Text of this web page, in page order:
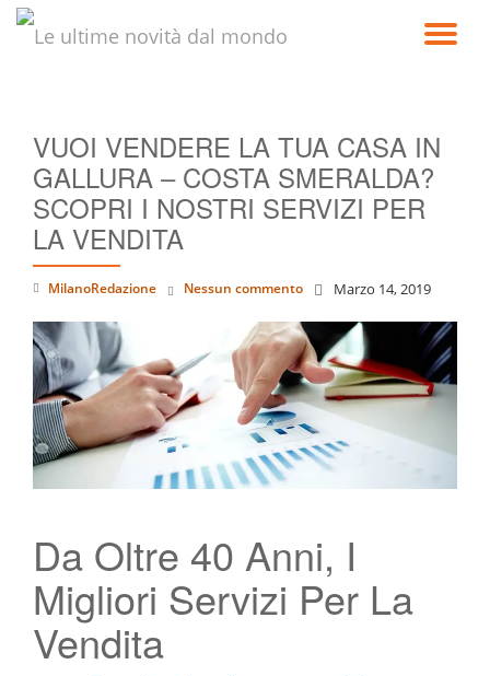
VUOI VENDERE LA TUA CASA IN
GALLURA – COSTA SMERALDA?
SCOPRI I NOSTRI SERVIZI PER
LA VENDITA
MilanoRedazione Marzo 14, 2019
Nessun commento
Da Oltre 40 Anni, I
Migliori Servizi Per La
Vendita